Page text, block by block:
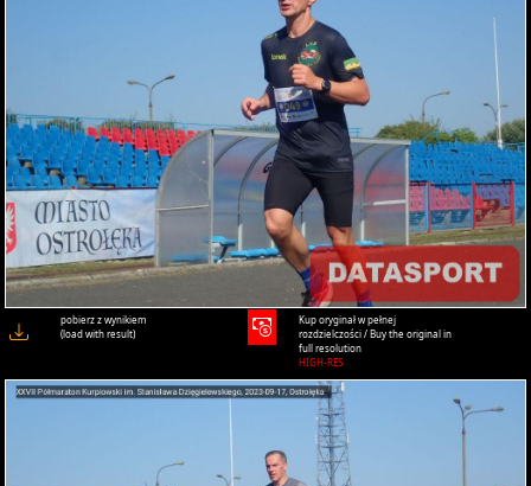
pobierz z wynikiem
(load with result)
Kup oryginał w pełnej
rozdzielczości / Buy the original in
full resolution
HIGH-RES